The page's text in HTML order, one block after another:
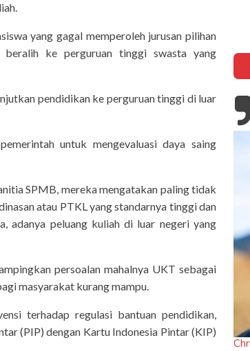
yang gagal memperoleh jurusan pilihan
ke perguruan tinggi swasta yang
pendidikan ke perguruan tinggi di luar
untuk mengevaluasi daya saing
SPMB, mereka mengatakan paling tidak
atau PTKL yang standarnya tinggi dan
adanya peluang kuliah di luar negeri yang
persoalan mahalnya UKT sebagai
masyarakat kurang mampu.
terhadap regulasi bantuan pendidikan,
(PIP) dengan Kartu Indonesia Pintar (KIP)